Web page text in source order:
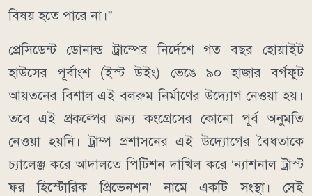
বিষয় হতে পারে না।”
প্রেসিডেন্ট ডোনাল্ড ট্রাম্পের নির্দেশে গত বছর হোয়াইট
হাউসের পূর্বাংশ (ইস্ট উইং) ভেঙে ৯০ হাজার বর্গফুট
আয়তনের বিশাল এই বলরুম নির্মাণের উদ্যোগ নেওয়া হয়।
তবে এই প্রকল্পের জন্য কংগ্রেসের কোনো পূর্ব অনুমতি
নেওয়া হয়নি। ট্রাম্প প্রশাসনের এই উদ্যোগের বৈধতাকে
চ্যালেঞ্জ করে আদালতে পিটিশন দাখিল করে ‘ন্যাশনাল ট্রাস্ট
ফর হিস্টোরিক প্রিভেনশন’ নামে একটি সংস্থা। সেই